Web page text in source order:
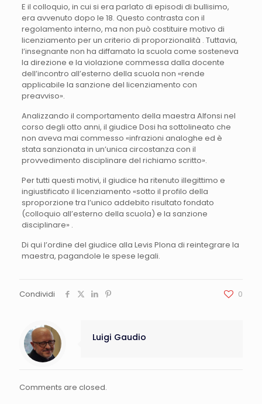
E il colloquio, in cui si era parlato di episodi di bullisimo,
era avvenuto dopo le 18. Questo contrasta con il
regolamento interno, ma non può costituire motivo di
licenziamento per un criterio di proporzionalità . Tuttavia,
l’insegnante non ha diffamato la scuola come sosteneva
la direzione e la violazione commessa dalla docente
dell’incontro all’esterno della scuola non «rende
applicabile la sanzione del licenziamento con
preavviso».
Analizzando il comportamento della maestra Alfonsi nel
corso degli otto anni, il giudice Dosi ha sottolineato che
non aveva mai commesso «infrazioni analoghe ed è
stata sanzionata in un’unica circostanza con il
provvedimento disciplinare del richiamo scritto».
Per tutti questi motivi, il giudice ha ritenuto illegittimo e
ingiustificato il licenziamento «sotto il profilo della
sproporzione tra l’unico addebito risultato fondato
(colloquio all’esterno della scuola) e la sanzione
disciplinare» .
Di qui l’ordine del giudice alla Levis Plona di reintegrare la
maestra, pagandole le spese legali.
Condividi 0
Luigi Gaudio
Comments are closed.